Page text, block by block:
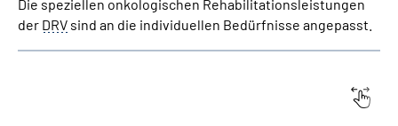
Die speziellen onkologischen Rehabilitationsleistungen
der DRV sind an die individuellen Bedürfnisse angepasst.